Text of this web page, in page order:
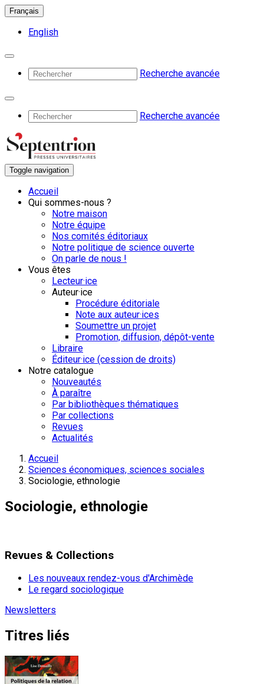
Français
English
Recherche avancée
Recherche avancée
Toggle navigation
Accueil
Qui sommes-nous ?
Notre maison
Notre équipe
Nos comités éditoriaux
Notre politique de science ouverte
On parle de nous !
Vous êtes
Lecteur·ice
Auteur·ice
Procédure éditoriale
Note aux auteur·ices
Soumettre un projet
Promotion, diffusion, dépôt-vente
Libraire
Éditeur·ice (cession de droits)
Notre catalogue
Nouveautés
À paraître
Par bibliothèques thématiques
Par collections
Revues
Actualités
Accueil
Sciences économiques, sciences sociales
Sociologie, ethnologie
Sociologie, ethnologie
Revues & Collections
Les nouveaux rendez-vous d'Archimède
Le regard sociologique
Newsletters
Titres liés